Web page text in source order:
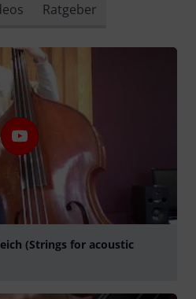
Ratgeber
(Strings for acoustic